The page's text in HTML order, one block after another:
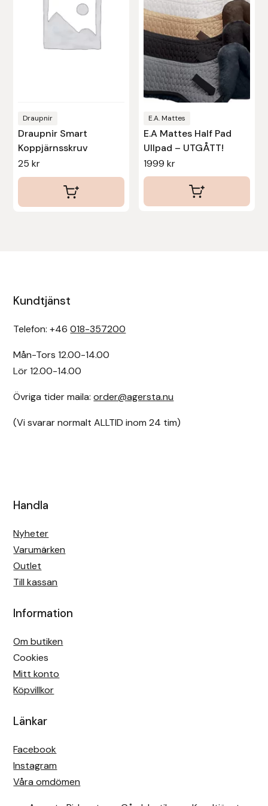
Draupnir
Draupnir Smart
Koppjärnsskruv
25kr
alternativen
produktsidan
E.A. Mattes
E.A Mattes Half Pad
Ullpad – UTGÅTT!
1999 kr
varianter.
De
olika
alternativen
kan
väljas
på
produktsidan
Kundtjänst
Telefon: +46018-357200
Mån-Tors 12.00-14.00
Lör 12.00-14.00
Övriga tider maila:order@agersta.nu
(Vi svarar normalt ALLTID inom 24 tim)
Handla
Nyheter
Varumärken
Outlet
Till kassan
Information
Om butiken
Cookies
Mitt konto
Köpvillkor
Länkar
Facebook
Instagram
Våra omdömen
Veredus
Walsh
Werkman Hoofcare
Willab